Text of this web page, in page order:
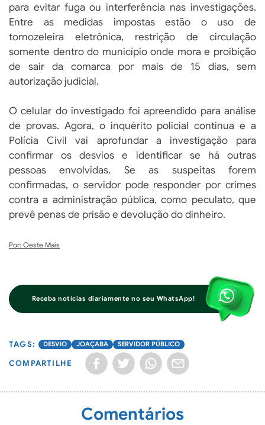
para evitar fuga ou interferência nas investigações.
Entre as medidas impostas estão o uso de
tornozeleira eletrônica, restrição de circulação
somente dentro do município onde mora e proibição
de sair da comarca por mais de 15 dias, sem
autorização judicial.
O celular do investigado foi apreendido para análise
de provas. Agora, o inquérito policial continua e a
Polícia Civil vai aprofundar a investigação para
confirmar os desvios e identificar se há outras
pessoas envolvidas. Se as suspeitas forem
confirmadas, o servidor pode responder por crimes
contra a administração pública, como peculato, que
prevê penas de prisão e devolução do dinheiro.
Por: Oeste Mais
Receba notícias diariamente no seu WhatsApp!
DESVIO JOAÇABA SERVIDOR PÚBLICO
COMPARTILHE
Comentários